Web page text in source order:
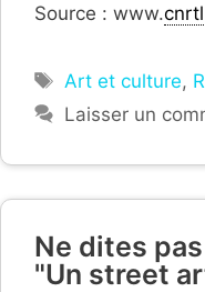
Source : www.cnrtl
Étiquettes
Art et culture,
Laisser un
Ne dites
"Un street